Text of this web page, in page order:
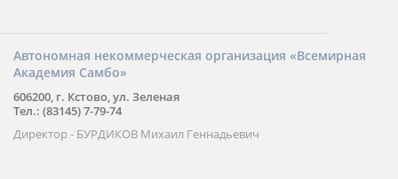
Автономная некоммерческая организация «Всемирная
Академия Самбо»
606200, г. Кстово, ул. Зеленая
Тел.: (83145) 7-79-74
Директор - БУРДИКОВ Михаил Геннадьевич